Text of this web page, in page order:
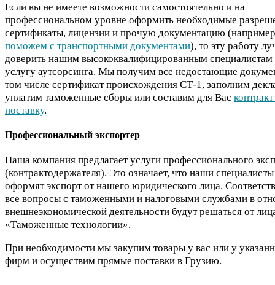
Если вы не имеете возможности самостоятельно и на
профессиональном уровне оформить необходимые
сертификаты, лицензии и прочую документацию
поможем с транспортными документами), то эту работу
доверить нашим высококвалифицированным специалистам
услугу аутсорсинга. Мы получим все недостающие
том числе сертификат происхождения СТ-1, заполним
уплатим таможенные сборы или составим для Вас
поставку.
Профессиональный экспортер
Наша компания предлагает услуги профессионального
(контрактодержателя). Это означает, что наши специалисты
оформят экспорт от нашего юридического лица.
все вопросы с таможенными и налоговыми службами в
внешнеэкономической деятельности будут решаться от
«Таможенные технологии».
При необходимости мы закупим товары у вас или у
фирм и осуществим прямые поставки в Грузию.